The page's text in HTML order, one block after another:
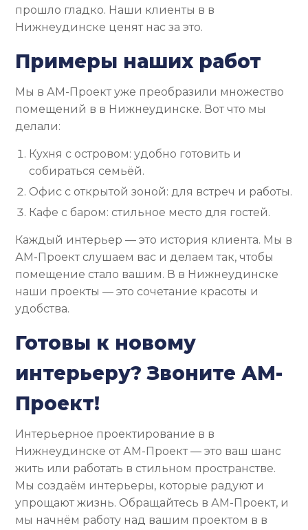
прошло гладко. Наши клиенты в в
Нижнеудинске ценят нас за это.
Примеры наших работ
Мы в АМ-Проект уже преобразили множество
помещений в в Нижнеудинске. Вот что мы
делали:
Кухня с островом: удобно готовить и
собираться семьёй.
Офис с открытой зоной: для встреч и работы.
Кафе с баром: стильное место для гостей.
Каждый интерьер — это история клиента. Мы в
АМ-Проект слушаем вас и делаем так, чтобы
помещение стало вашим. В в Нижнеудинске
наши проекты — это сочетание красоты и
удобства.
Готовы к новому
интерьеру? Звоните АМ-
Проект!
Интерьерное проектирование в в
Нижнеудинске от АМ-Проект — это ваш шанс
жить или работать в стильном пространстве.
Мы создаём интерьеры, которые радуют и
упрощают жизнь. Обращайтесь в АМ-Проект, и
мы начнём работу над вашим проектом в в